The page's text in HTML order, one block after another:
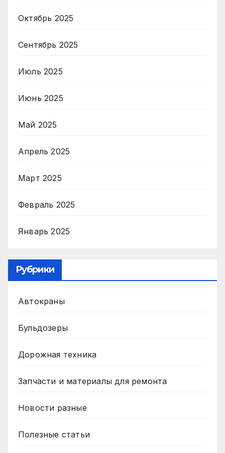
Октябрь 2025
Сентябрь 2025
Июль 2025
Июнь 2025
Май 2025
Апрель 2025
Март 2025
Февраль 2025
Январь 2025
Рубрики
Автокраны
Бульдозеры
Дорожная техника
Запчасти и материалы для ремонта
Новости разные
Полезные статьи